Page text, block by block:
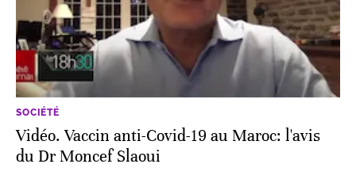
SOCIÉTÉ
Vidéo. Vaccin anti-Covid-19 au Maroc: l'avis
du Dr Moncef Slaoui